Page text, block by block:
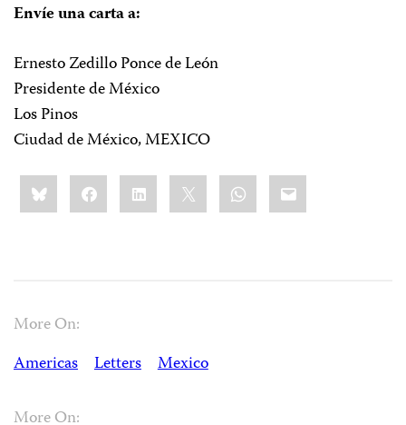
Envíe una carta a:
Ernesto Zedillo Ponce de León
Presidente de México
Los Pinos
Ciudad de México, MEXICO
Share
this:BlueskyFacebookLinkedIn WhatsApp
Email
More On:
Americas
Letters Mexico
More On: